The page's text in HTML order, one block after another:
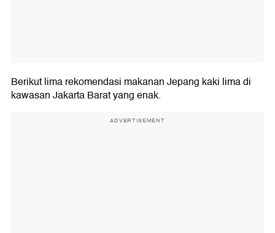
Berikut lima rekomendasi makanan Jepang kaki lima di
kawasan Jakarta Barat yang enak.
ADVERTISEMENT